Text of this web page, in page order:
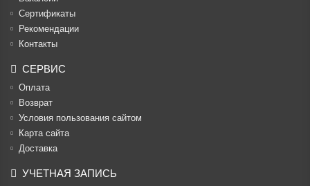
Cертификаты
Рекомендации
Контакты
СЕРВИС
Оплата
Возврат
Условия пользования сайтом
Карта сайта
Доставка
УЧЕТНАЯ ЗАПИСЬ